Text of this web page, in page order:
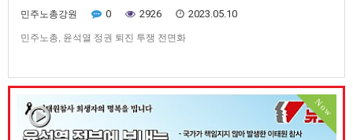
민주노총강원 0 2926 2023.05.10
민주노총, 윤석열 정권 퇴진 투쟁 전면화
Now